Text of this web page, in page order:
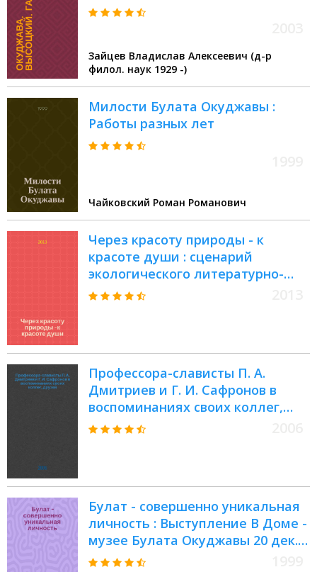
Зайцев Владислав Алексеевич (д-р
филол. наук 1929 -)
Милости Булата Окуджавы :
Работы разных лет
Чайковский Роман Романович
Через красоту природы - к
красоте души : сценарий
экологического литературно-
музыкального вечера,
Профессора-слависты П. А.
Дмитриев и Г. И. Сафронов в
воспоминаниях своих коллег,
друзей, учеников : сборник
Булат - совершенно уникальная
личность : Выступление В Доме -
музее Булата Окуджавы 20 дек.
1998 г.